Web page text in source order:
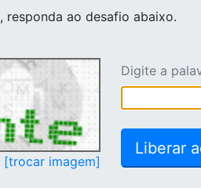
, responda ao desafio abaixo.
[trocar imagem]
Digite a